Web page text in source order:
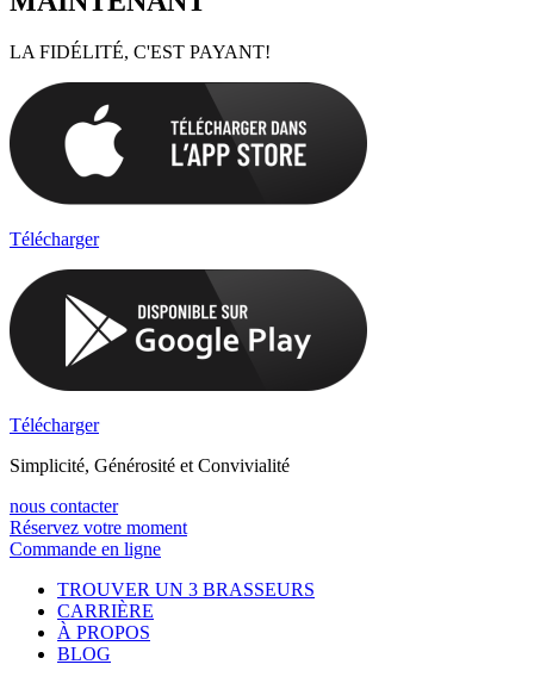
LA FIDÉLITÉ, C'EST PAYANT!
Télécharger
Télécharger
Simplicité, Générosité et Convivialité
nous contacter
Réservez votre moment
Commande en ligne
TROUVER UN 3 BRASSEURS
CARRIÈRE
À PROPOS
BLOG